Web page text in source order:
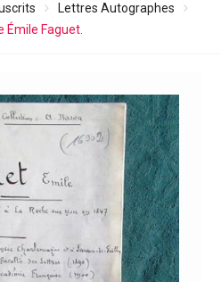
Lettres Autographes
Émile Faguet.